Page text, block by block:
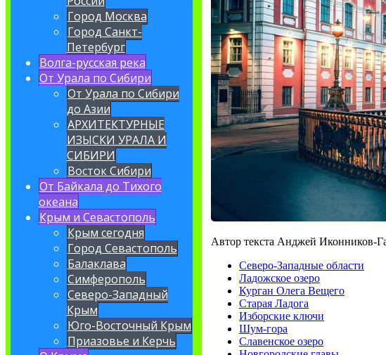
Город Москва
Город Санкт-
Петербург
Волга-русская река
От Урала по Сибири
От Урала по Сибири
до Азии
АРХИТЕКТУРНЫЕ
ИЗЫСКИ УРАЛА И
СИБИРИ
Восток Сибири
От Байкала до Тихого
океана
Крым и Севастополь
Крым сегодня
Город Севастополь
Балаклава
Симферополь
Северо-Западный
Крым
Юго-Восточный Крым
Приазовье и Керчь
Автор текста Анджей Иконников-
Северо-Западные области
Ладожское озеро
Курган Олега Вещего
Старая Ладога
Изборские ключи
Шум-гора
Славенское озеро